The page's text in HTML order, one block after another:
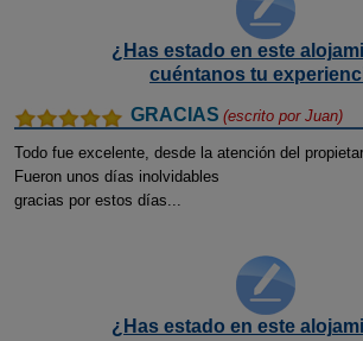
¿Has estado en este
cuéntanos tu
GRACIAS (escrito por Juan)
Todo fue excelente, desde la atención del
Fueron unos días inolvidables
gracias por estos días...
¿Has estado en este